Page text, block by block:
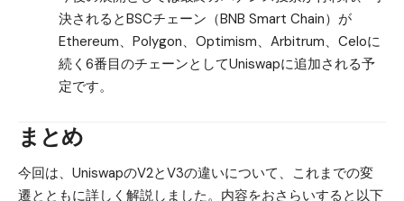
決されるとBSCチェーン（BNB Smart Chain）が
Ethereum、Polygon、Optimism、Arbitrum、Celoに
続く6番目のチェーンとしてUniswapに追加される予
定です。
まとめ
今回は、UniswapのV2とV3の違いについて、これまでの変
遷とともに詳しく解説しました。内容をおさらいすると以下